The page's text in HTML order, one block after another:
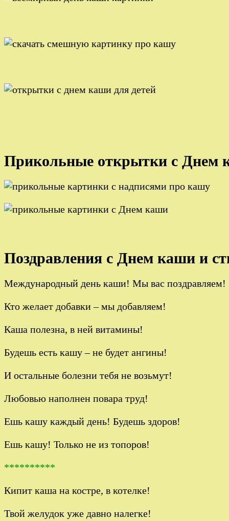
Прикольные открытки с Днем
Поздравления с Днем каши и
Международный день каши! Мы вас поздравляем!
Кто желает добавки – мы добавляем!
Каша полезна, в ней витамины!
Будешь есть кашу – не будет ангины!
И остальные болезни тебя не возьмут!
Любовью наполнен повара труд!
Ешь кашу каждый день! Будешь здоров!
Ешь кашу! Только не из топоров!
**********
Кипит каша на костре, в котелке!
Твой желудок уже давно налегке!